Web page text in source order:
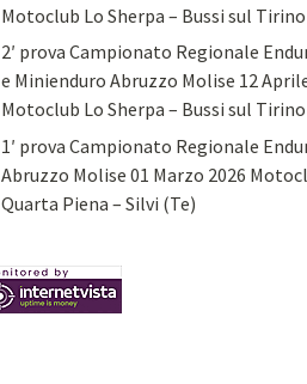
Motoclub Lo Sherpa – Bussi sul
2′ prova Campionato Regionale
e Minienduro Abruzzo Molise 12
Motoclub Lo Sherpa – Bussi sul
1′ prova Campionato Regionale
Abruzzo Molise 01 Marzo 2026
Quarta Piena – Silvi (Te)